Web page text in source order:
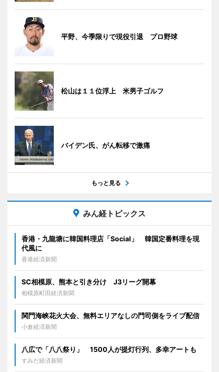
平野、今季限りで現役引退 プロ野球
松山は１１位浮上 米男子ゴルフ
バイデン氏、がん転移で激痛
もっと見る
みん経トピックス
香港・九龍塘に韓国料理店「Social」 韓国定番料理を現
代風に
香港経済新聞
SC相模原、熊本と引き分け J3リーグ開幕
相模原町田経済新聞
関門海峡花火大会、無料エリアなしの門司側をライブ配信
小倉経済新聞
八広で「八八祭り」 1500人が提灯行列、多幸アートも
すみだ経済新聞